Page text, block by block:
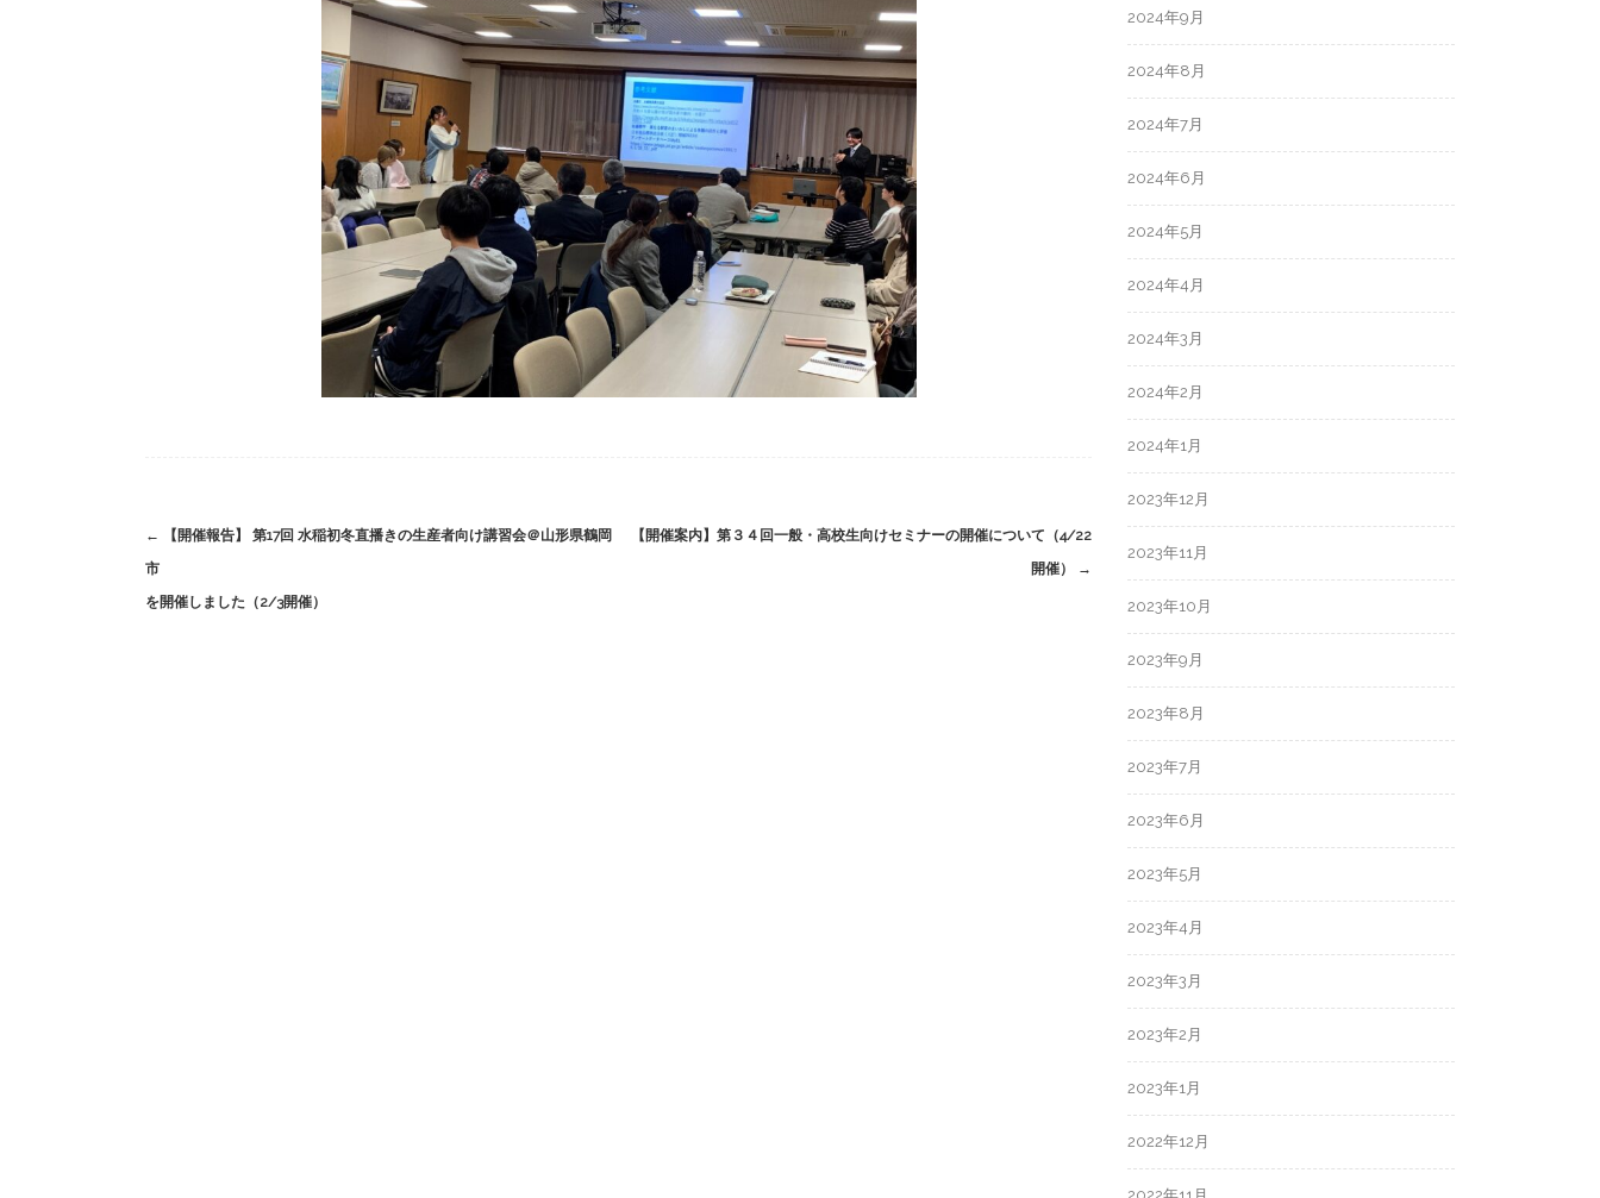
Post
navigation
←
【開催報告】 第17回 水稲初冬直播きの生産者向け講習会＠山形県鶴岡
市
を開催しました（2/3開催）
【開催案内】第３４回一般・高校生向けセミナーの開催について（4/22
開催）
→
2024年9月
2024年8月
2024年7月
2024年6月
2024年5月
2024年4月
2024年3月
2024年2月
2024年1月
2023年12月
2023年11月
2023年10月
2023年9月
2023年8月
2023年7月
2023年6月
2023年5月
2023年4月
2023年3月
2023年2月
2023年1月
2022年12月